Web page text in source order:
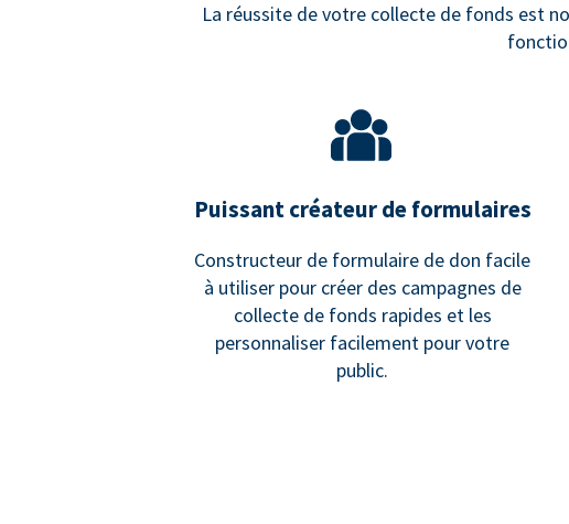
La réussite de votre collecte de fonds est
Puissant créateur de formulaires
Constructeur de formulaire de don facile
à utiliser pour créer des campagnes de
collecte de fonds rapides et les
personnaliser facilement pour votre
public.